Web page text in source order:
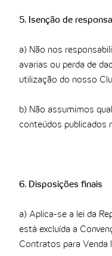
5. Isenção de
a) Não nos
avarias ou perda de
utilização do nosso
b) Não assumimos
conteúdos publicados
6. Disposições finais
a) Aplica-se a lei da
está excluída a
Contratos para Venda